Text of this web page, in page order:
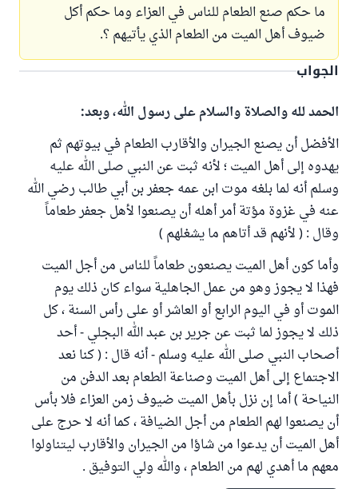
ما حكم صنع الطعام للناس في العزاء وما حكم أكل
ضيوف أهل الميت من الطعام الذي يأتيهم ؟.
الجواب
الحمد لله والصلاة والسلام على رسول الله، وبعد:
الأفضل أن يصنع الجيران والأقارب الطعام في بيوتهم ثم
يهدوه إلى أهل الميت ؛ لأنه ثبت عن النبي صلى الله عليه
وسلم أنه لما بلغه موت ابن عمه جعفر بن أبي طالب رضي الله
عنه في غزوة مؤتة أمر أهله أن يصنعوا لأهل جعفر طعاماً
وقال : ( لأنهم قد أتاهم ما يشغلهم )
وأما كون أهل الميت يصنعون طعاماً للناس من أجل الميت
فهذا لا يجوز وهو من عمل الجاهلية سواء كان ذلك يوم
الموت أو في اليوم الرابع أو العاشر أو على رأس السنة ، كل
ذلك لا يجوز لما ثبت عن جرير بن عبد الله البجلي - أحد
أصحاب النبي صلى الله عليه وسلم - أنه قال : ( كنا نعد
الاجتماع إلى أهل الميت وصناعة الطعام بعد الدفن من
النياحة ) أما إن نزل بأهل الميت ضيوف زمن العزاء فلا بأس
أن يصنعوا لهم الطعام من أجل الضيافة ، كما أنه لا حرج على
أهل الميت أن يدعوا من شاؤا من الجيران والأقارب ليتناولوا
معهم ما أهدي لهم من الطعام ، والله ولي التوفيق .